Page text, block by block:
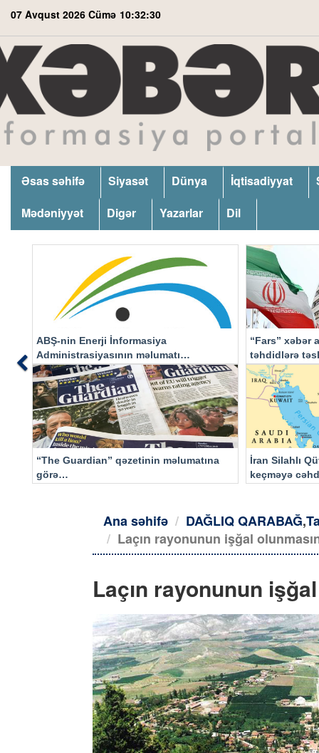
07 Avqust 2026 Cümə 10:32:31
Əsas səhifə Siyasət Dünya İqtisadiyyat
Mədəniyyət
Digər Yazarlar Dil
ABŞ-nin Enerji İnformasiya
Administrasiyasının məlumatı
əsasında…
“Fars” xəbər
təhdidlərə
“The Guardian” qəzetinin məlumatına
görə…
İran Silahlı
keçməyə
Previous
Ana səhifə DAĞLIQ QARABAĞ,
Laçın rayonunun işğal
Laçın rayonunun